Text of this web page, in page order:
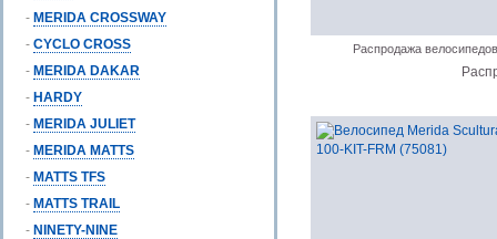
- MERIDA CROSSWAY
- CYCLO CROSS
- MERIDA DAKAR
- HARDY
- MERIDA JULIET
- MERIDA MATTS
- MATTS TFS
- MATTS TRAIL
- NINETY-NINE
Распродажа велосипедов